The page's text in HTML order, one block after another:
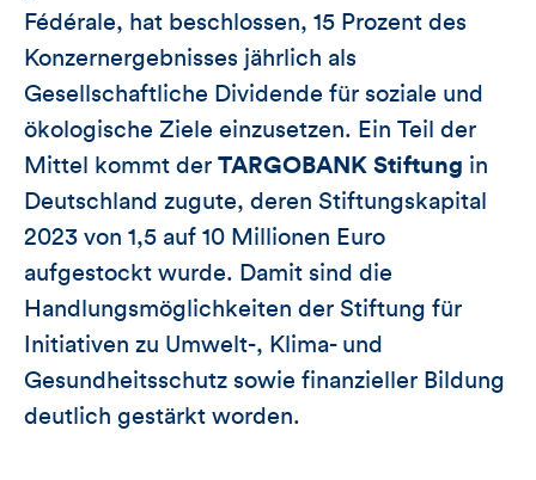
Fédérale, hat beschlossen, 15 Prozent des
Konzernergebnisses jährlich als
Gesellschaftliche Dividende für soziale und
ökologische Ziele einzusetzen. Ein Teil der
Mittel kommt der TARGOBANK Stiftung in
Deutschland zugute, deren Stiftungskapital
2023 von 1,5 auf 10 Millionen Euro
aufgestockt wurde. Damit sind die
Handlungsmöglichkeiten der Stiftung für
Initiativen zu Umwelt-, Klima- und
Gesundheitsschutz sowie finanzieller Bildung
deutlich gestärkt worden.